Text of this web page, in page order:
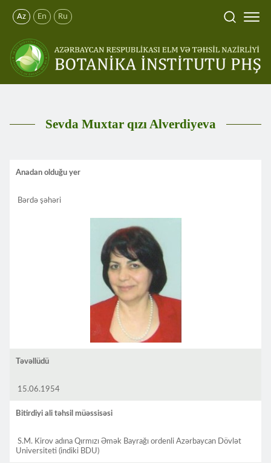
Az En Ru
Sevda Muxtar qızı Alverdiyeva
Anadan olduğu yer
Bərdə şəhəri
Təvəllüdü
15.06.1954
Bitirdiyi ali təhsil müəssisəsi
S.M. Kirov adına Qırmızı Əmək Bayrağı ordenli Azərbaycan Dövlət
Universiteti (indiki BDU)